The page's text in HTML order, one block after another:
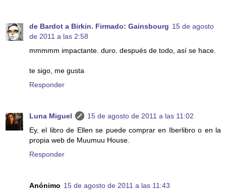
de Bardot a Birkin. Firmado: Gainsbourg 15 de agosto
de 2011 a las 2:58
mmmmm impactante. duro. después de todo, así se hace.
te sigo, me gusta
Responder
Luna Miguel
15 de agosto de 2011 a las 11:02
Ey, el libro de Ellen se puede comprar en Iberlibro o en la
propia web de Muumuu House.
Responder
Anónimo 15 de agosto de 2011 a las 11:43